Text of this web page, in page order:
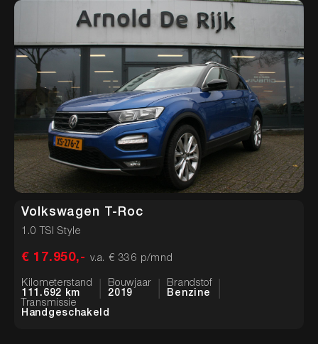
Volkswagen T-Roc
1.0 TSI Style
€ 17.950,- v.a. € 336 p/mnd
Kilometerstand
111.692 km
Bouwjaar
2019
Brandstof
Benzine
Transmissie
Handgeschakeld